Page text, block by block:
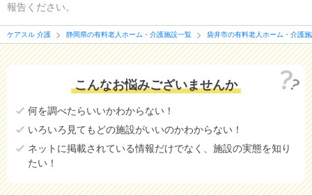
報告ください。
ケアスル 介護 静岡県の有料老人ホーム・介護施設一覧 袋井市の有料老人ホーム・介護
こんなお悩みございませんか
何を調べたらいいかわからない！
いろいろ見てもどの施設がいいのかわからない！
ネットに掲載されている情報だけでなく、施設の実態を知り
たい！